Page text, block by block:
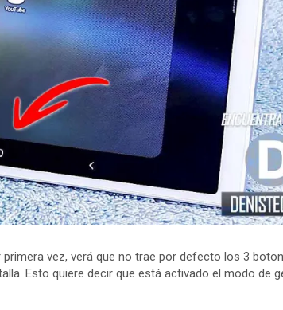
vez, verá que no trae por defecto los 3
Esto quiere decir que está activado el modo de